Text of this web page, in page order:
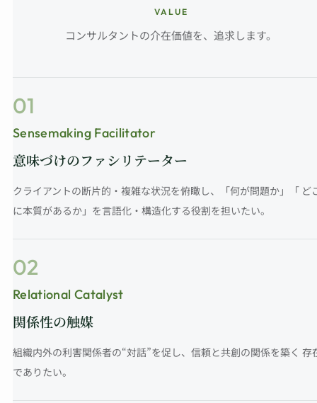
VALUE
コンサルタントの介在価値を、追求します。
01
Sensemaking Facilitator
意味づけのファシリテーター
クライアントの断片的・複雑な状況を俯瞰し、「何が問題か」「 ど
に本質があるか」を言語化・構造化する役割を担いたい。
02
Relational Catalyst
関係性の触媒
組織内外の利害関係者の“対話”を促し、信頼と共創の関係を築く 存
でありたい。